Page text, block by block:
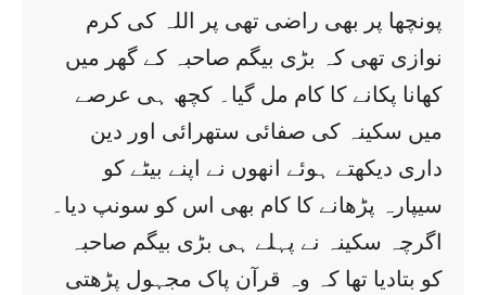
پونچھا پر بھی راضی تھی پر اللہ کی کرم
نوازی تھی کہ بڑی بیگم صاحبہ کے گھر میں
کھانا پکانے کا کام مل گیا۔ کچھ ہی عرصے
میں سکینہ کی صفائی ستھرائی اور دین
داری دیکھتے ہوئے انھوں نے اپنے بیٹے کو
سیپارہ پڑھانے کا کام بھی اس کو سونپ دیا۔
اگرچہ سکینہ نے پہلے ہی بڑی بیگم صاحبہ
کو بتادیا تھا کہ وہ قرآن پاک مجہول پڑھتی